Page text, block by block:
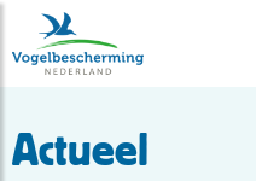
Actueel